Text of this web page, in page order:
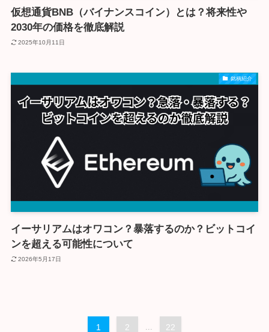
仮想通貨BNB（バイナンスコイン）とは？将来性や
2030年の価格を徹底解説
2025年10月11日
銘柄紹介
イーサリアムはオワコン？暴落するのか？ビットコイ
ンを超える可能性について
2026年5月17日
1 2 ... 22